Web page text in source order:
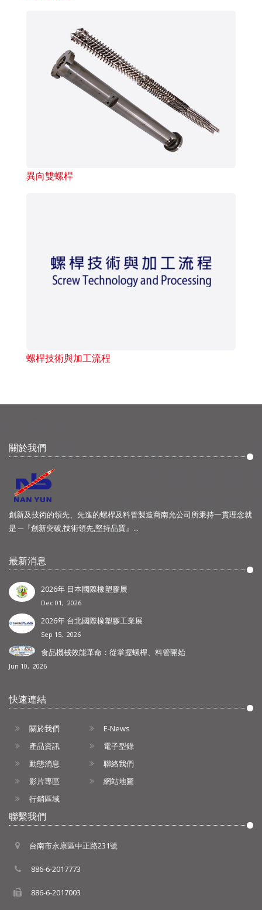
異向雙螺桿
螺桿技術與加工流程
關於我們
創新及技術的領先、先進的螺桿及料管製造商南允公司所秉持一貫理念就
是 ─『創新突破,技術領先,堅持品質』...
最新消息
2026年 日本國際橡塑膠展
Dec 01, 2026
2026年 台北國際橡塑膠工業展
Sep 15, 2026
食品機械效能革命：從掌握螺桿、料管開始
Jun 10, 2026
快速連結
關於我們
產品資訊
動態消息
影片專區
行銷區域
E-News
電子型錄
聯絡我們
網站地圖
聯繫我們
台南市永康區中正路231號
886-6-2017773
886-6-2017003